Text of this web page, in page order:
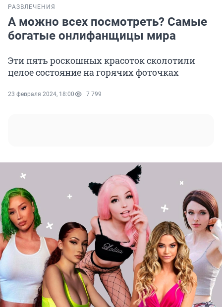
РАЗВЛЕЧЕНИЯ
А можно всех посмотреть? Самые
богатые онлифанщицы мира
Эти пять роскошных красоток сколотили
целое состояние на горячих фоточках
23 февраля 2024, 18:00 7 799